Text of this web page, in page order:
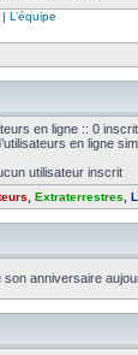
| L’équipe
en ligne :: 0
en ligne
utilisateur inscrit
Extraterrestres
anniversaire